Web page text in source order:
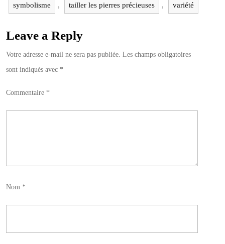
symbolisme , tailler les pierres précieuses , variété
Leave a Reply
Votre adresse e-mail ne sera pas publiée. Les champs obligatoires
sont indiqués avec *
Commentaire *
Nom *